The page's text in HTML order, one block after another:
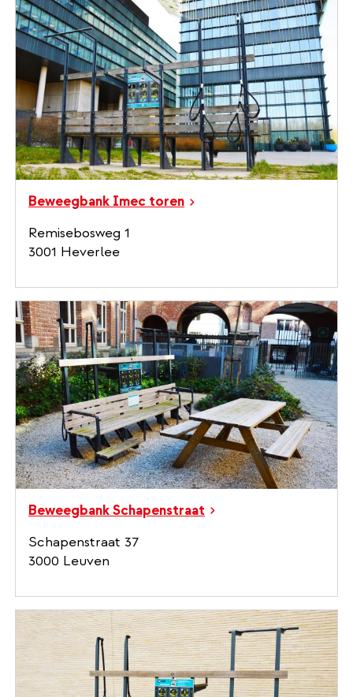
Beweegbank Imec toren
Remisebosweg 1
3001 Heverlee
Beweegbank Schapenstraat
Schapenstraat 37
3000 Leuven